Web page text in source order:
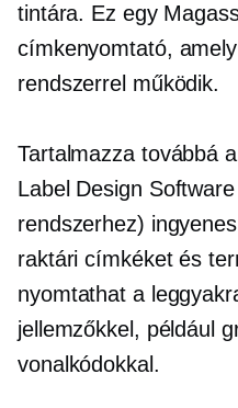
tintára. Ez egy
címkenyomtató,
rendszerrel működik.
Tartalmazza továbbá
Label Design
rendszerhez)
raktári címkéket és
nyomtathat a
jellemzőkkel, például
vonalkódokkal.